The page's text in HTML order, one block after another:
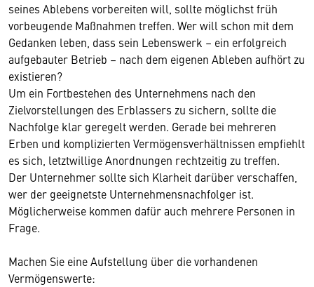
seines Ablebens vorbereiten will, sollte möglichst früh
vorbeugende Maßnahmen treffen. Wer will schon mit dem
Gedanken leben, dass sein Lebenswerk – ein erfolgreich
aufgebauter Betrieb – nach dem eigenen Ableben aufhört zu
existieren?
Um ein Fortbestehen des Unternehmens nach den
Zielvorstellungen des Erblassers zu sichern, sollte die
Nachfolge klar geregelt werden. Gerade bei mehreren
Erben und komplizierten Vermögensverhältnissen empfiehlt
es sich, letztwillige Anordnungen rechtzeitig zu treffen.
Der Unternehmer sollte sich Klarheit darüber verschaffen,
wer der geeignetste Unternehmensnachfolger ist.
Möglicherweise kommen dafür auch mehrere Personen in
Frage.
Machen Sie eine Aufstellung über die vorhandenen
Vermögenswerte: